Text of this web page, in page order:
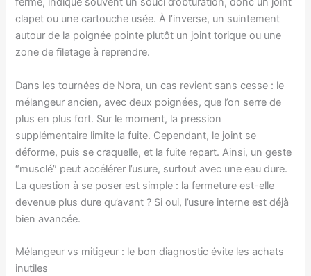
clapet ou une cartouche usée. À l’inverse, un suintement
autour de la poignée pointe plutôt un joint torique ou une
zone de filetage à reprendre.
Dans les tournées de Nora, un cas revient sans cesse : le
mélangeur ancien, avec deux poignées, que l’on serre de
plus en plus fort. Sur le moment, la pression
supplémentaire limite la fuite. Cependant, le joint se
déforme, puis se craquelle, et la fuite repart. Ainsi, un geste
“musclé” peut accélérer l’usure, surtout avec une eau dure.
La question à se poser est simple : la fermeture est-elle
devenue plus dure qu’avant ? Si oui, l’usure interne est déjà
bien avancée.
Mélangeur vs mitigeur : le bon diagnostic évite les achats
inutiles